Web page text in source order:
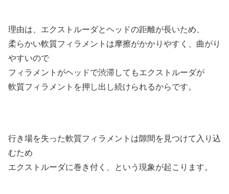
理由は、エクストルーダとヘッドの距離が長いため、
柔らかい軟質フィラメントは摩擦がかかりやすく、曲がり
やすいので
フィラメントがヘッドで渋滞してもエクストルーダが
軟質フィラメントを押し出し続けられるからです。
行き場を失った軟質フィラメントは隙間を見つけて入り込
むため
エクストルーダに巻き付く、という現象が起こります。